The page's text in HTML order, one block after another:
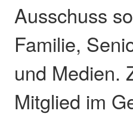
Ausschuss
Familie,
und Medien.
Mitglied im